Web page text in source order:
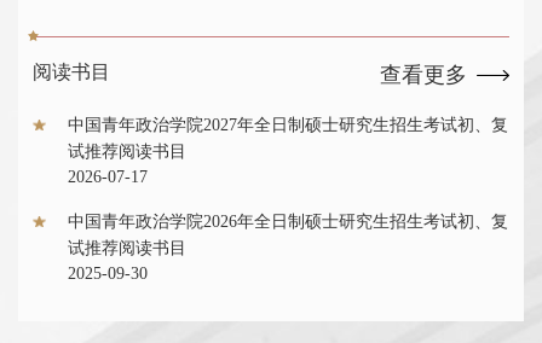
阅读书目 查看更多
中国青年政治学院2027年全日制硕士研究生招生考试初、复
试推荐阅读书目
2026-07-17
中国青年政治学院2026年全日制硕士研究生招生考试初、复
试推荐阅读书目
2025-09-30